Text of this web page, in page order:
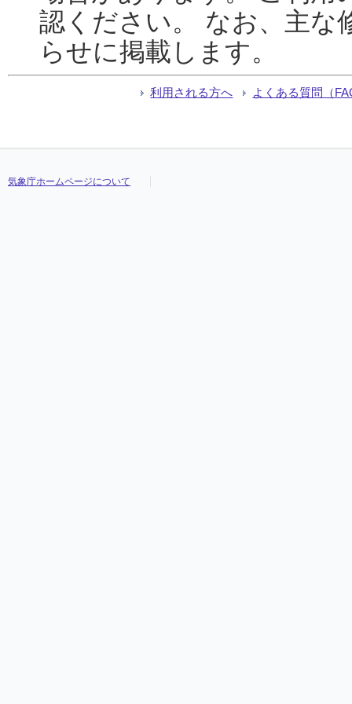
認ください。 なお、主な
らせに掲載します。
利用される方へ よくある質問（
気象庁ホームページについて